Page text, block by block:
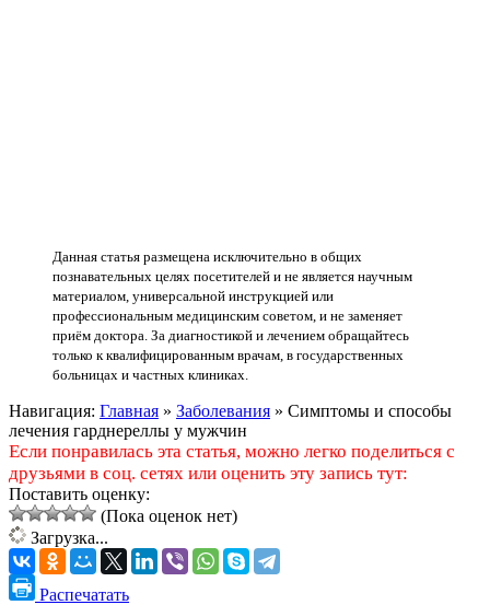
Данная статья размещена исключительно в общих
познавательных целях посетителей и не является научным
материалом, универсальной инструкцией или
профессиональным медицинским советом, и не заменяет
приём доктора. За диагностикой и лечением обращайтесь
только к квалифицированным врачам, в государственных
больницах и частных клиниках.
Навигация: Главная » Заболевания » Симптомы и способы
лечения гарднереллы у мужчин
Если понравилась эта статья, можно легко поделиться с
друзьями в соц. сетях или оценить эту запись тут:
Поставить оценку:
(Пока оценок нет)
Загрузка...
Распечатать